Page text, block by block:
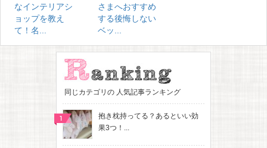
なインテリアシ
ョップを教え
て！名...
さまへおすすめ
する後悔しない
ベッ...
同じカテゴリの 人気記事ランキング
抱き枕持ってる？あるといい効
果3つ！...